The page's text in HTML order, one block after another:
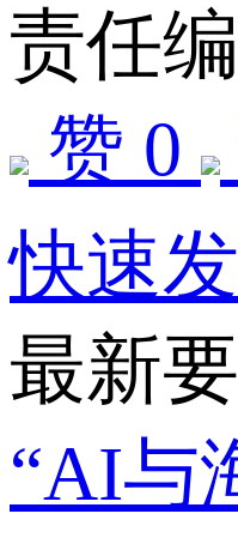
责任
赞 0
快速
最新
“AI与